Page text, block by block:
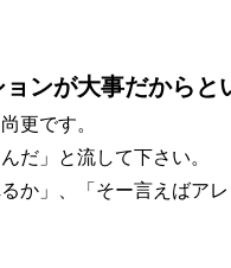
ンが大事だからと
更です。
だ」と流して下さい。
か」、「そー言えばア